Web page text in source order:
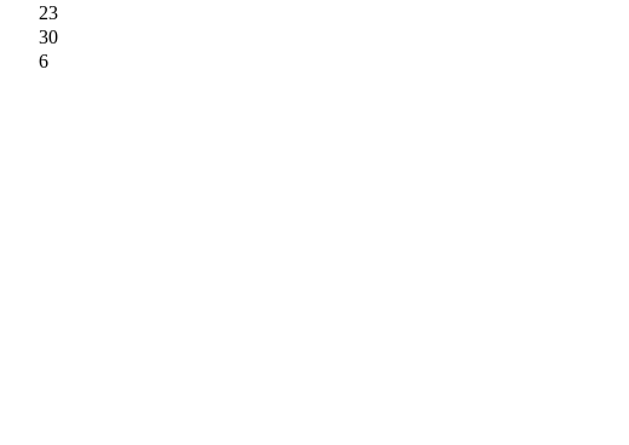
23
30
6